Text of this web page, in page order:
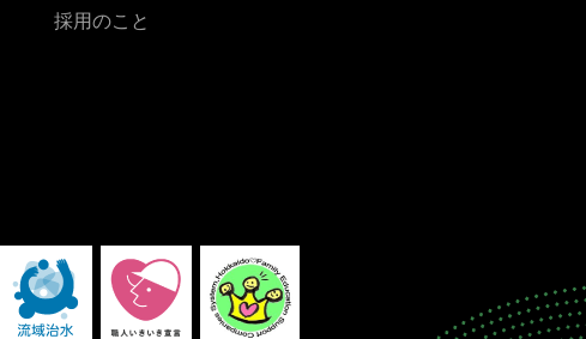
採用のこと